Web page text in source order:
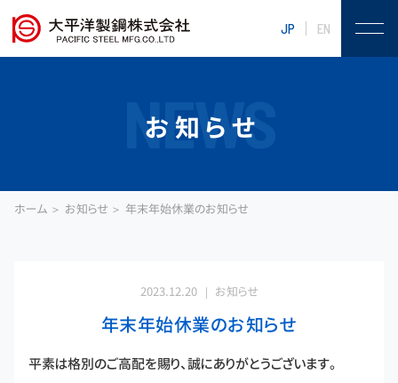
JP EN
NEWS
お知らせ
ホーム お知らせ 年末年始休業のお知らせ
2023.12.20 お知らせ
年末年始休業のお知らせ
平素は格別のご高配を賜り、誠にありがとうございます。